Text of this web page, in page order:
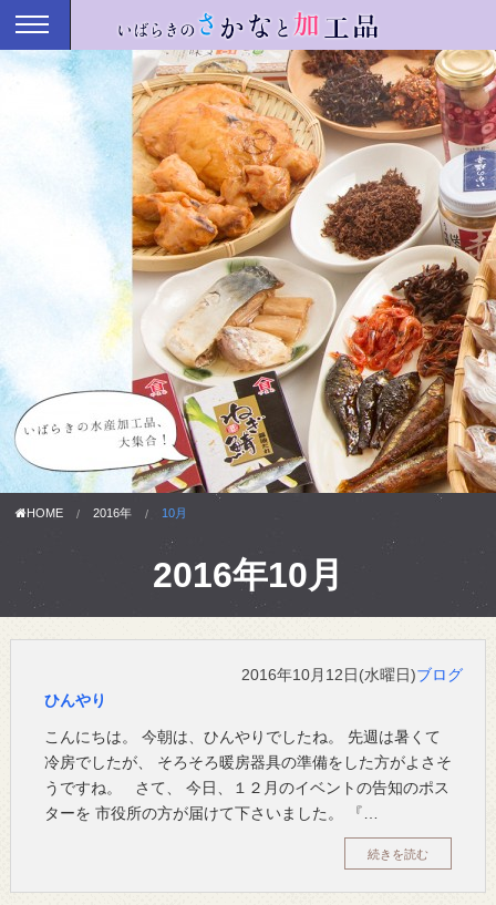
HOME 2016年 10月
2016年10月
2016年10月12日(水曜日)ブログ
ひんやり
こんにちは。 今朝は、ひんやりでしたね。 先週は暑くて
冷房でしたが、 そろそろ暖房器具の準備をした方がよさそ
うですね。 さて、 今日、１２月のイベントの告知のポス
ターを 市役所の方が届けて下さいました。 『…
続きを読む